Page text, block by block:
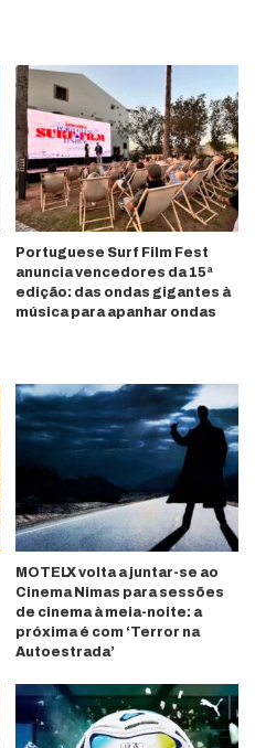
Portuguese Surf Film Fest
anuncia vencedores da 15ª
edição: das ondas gigantes à
música para apanhar ondas
MOTELX volta a juntar-se ao
Cinema Nimas para sessões
de cinema à meia-noite: a
próxima é com ‘Terror na
Autoestrada’